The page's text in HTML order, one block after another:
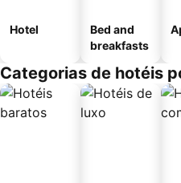
Hotel
Bed and
breakfasts
Categorias de hotéis